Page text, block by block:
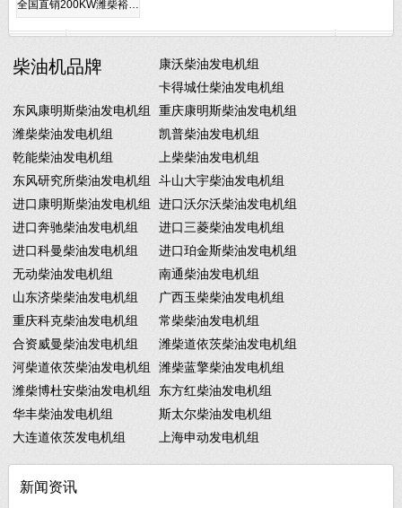
全国直销200KW潍柴裕…
柴油机品牌
康沃柴油发电机组
卡得城仕柴油发电机组
东风康明斯柴油发电机组
重庆康明斯柴油发电机组
潍柴柴油发电机组
凯普柴油发电机组
乾能柴油发电机组
上柴柴油发电机组
东风研究所柴油发电机组
斗山大宇柴油发电机组
进口康明斯柴油发电机组
进口沃尔沃柴油发电机组
进口奔驰柴油发电机组
进口三菱柴油发电机组
进口科曼柴油发电机组
进口珀金斯柴油发电机组
无动柴油发电机组
南通柴油发电机组
山东济柴柴油发电机组
广西玉柴柴油发电机组
重庆科克柴油发电机组
常柴柴油发电机组
合资威曼柴油发电机组
潍柴道依茨柴油发电机组
河柴道依茨柴油发电机组
潍柴蓝擎柴油发电机组
潍柴博杜安柴油发电机组
东方红柴油发电机组
华丰柴油发电机组
斯太尔柴油发电机组
大连道依茨发电机组
上海申动发电机组
新闻资讯